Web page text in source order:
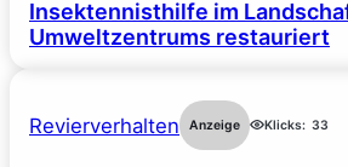
Insektennisthilfe im
Umweltzentrums restauriert
Revierverhalten Anzeige Klicks: 33